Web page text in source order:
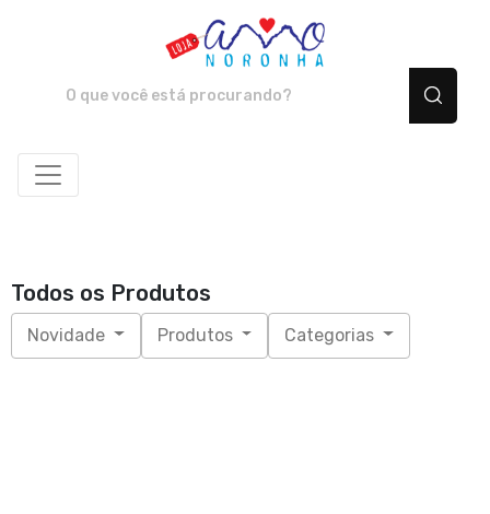
Todos os Produtos
Novidade Produtos Categorias